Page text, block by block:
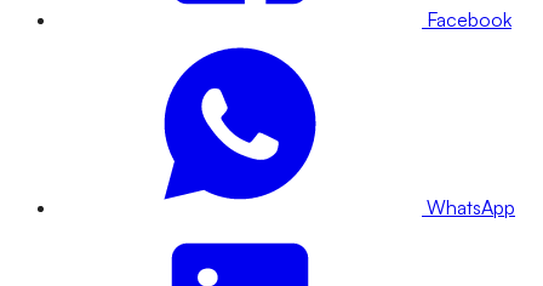
Facebook
WhatsApp